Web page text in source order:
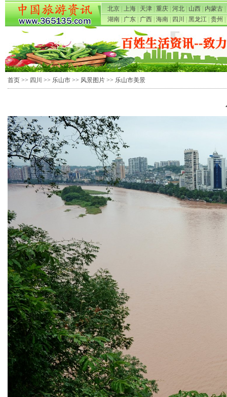
北京 上海 天津 重庆 河北 山西 内蒙古
湖南
广东 广西 海南 四川 黑龙江 贵州
首页 >> 四川 >> 乐山市 >> 风景图片 >> 乐山市美景